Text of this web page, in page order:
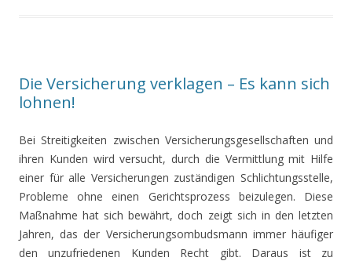
Die Versicherung verklagen – Es kann sich
lohnen!
Bei Streitigkeiten zwischen Versicherungsgesellschaften und
ihren Kunden wird versucht, durch die Vermittlung mit Hilfe
einer für alle Versicherungen zuständigen Schlichtungsstelle,
Probleme ohne einen Gerichtsprozess beizulegen. Diese
Maßnahme hat sich bewährt, doch zeigt sich in den letzten
Jahren, das der Versicherungsombudsmann immer häufiger
den unzufriedenen Kunden Recht gibt. Daraus ist zu